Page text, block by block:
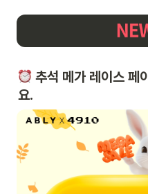
추석 메가 레이스 페
요.